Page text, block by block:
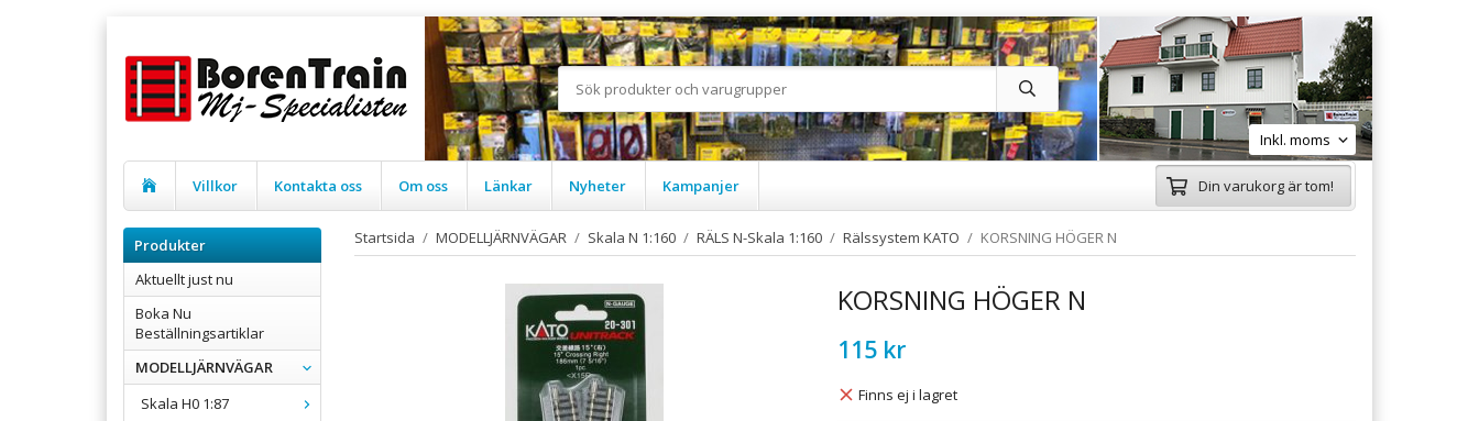
Villkor Kontakta oss Om oss Länkar Nyheter Kampanjer Din varukorg är tom!
Produkter
Aktuellt just nu
Boka Nu
Beställningsartiklar
MODELLJÄRNVÄGAR
Skala H0 1:87
Startsida / MODELLJÄRNVÄGAR / Skala N 1:160 / RÄLS N-Skala 1:160 / Rälssystem KATO / KORSNING HÖGER N
KORSNING HÖGER N
115 kr
Finns ej i lagret